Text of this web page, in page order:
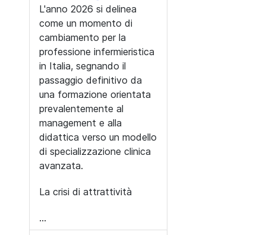
L'anno 2026 si delinea
come un momento di
cambiamento per la
professione infermieristica
in Italia, segnando il
passaggio definitivo da
una formazione orientata
prevalentemente al
management e alla
didattica verso un modello
di specializzazione clinica
avanzata.
La crisi di attrattività
...